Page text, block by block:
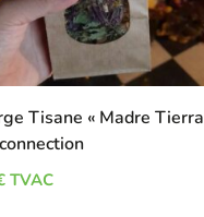
Tisane « Madre Tierra
TVAC